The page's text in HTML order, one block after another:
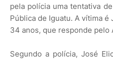
pela polícia uma tentativa
Pública de Iguatu. A vítima é
34 anos, que responde pelo
Segundo a polícia, José